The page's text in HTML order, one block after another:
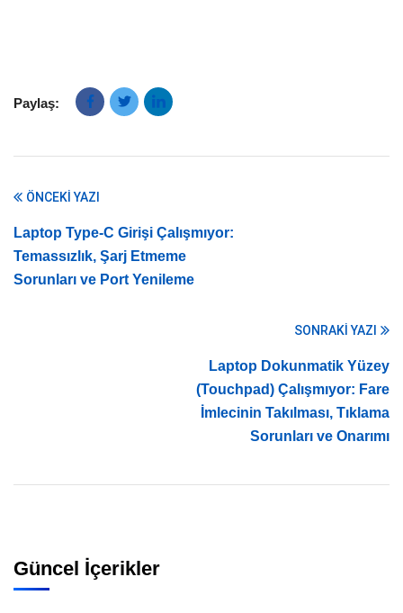
Paylaş:
ÖNCEKI YAZI
Laptop Type-C Girişi Çalışmıyor:
Temassızlık, Şarj Etmeme
Sorunları ve Port Yenileme
SONRAKI YAZI
Laptop Dokunmatik Yüzey
(Touchpad) Çalışmıyor: Fare
İmlecinin Takılması, Tıklama
Sorunları ve Onarımı
Güncel İçerikler